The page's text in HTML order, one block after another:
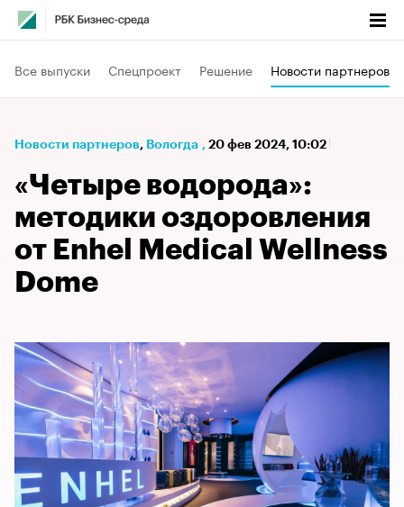
Все выпуски Спецпроект Решение Новости партнеров
Новости партнеров⁠, Вологда , 20 фев 2024, 10:02
«Четыре водорода»:
методики оздоровления
от Enhel Medical Wellness
Dome